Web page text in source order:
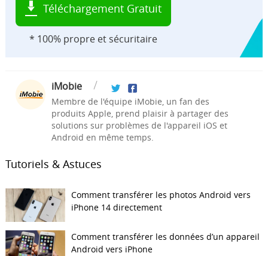
Téléchargement Gratuit
* 100% propre et sécuritaire
iMobie
Membre de l'équipe iMobie, un fan des
produits Apple, prend plaisir à partager des
solutions sur problèmes de l'appareil iOS et
Android en même temps.
Tutoriels & Astuces
Comment transférer les photos Android vers
iPhone 14 directement
Comment transférer les données d’un appareil
Android vers iPhone